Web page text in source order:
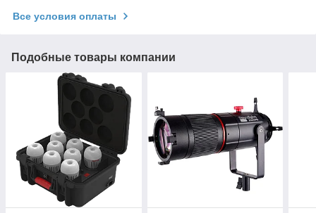
Все условия оплаты
Подобные товары компании